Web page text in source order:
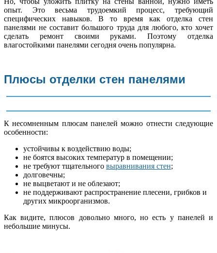
опыт. Это весьма трудоемкий процесс, требующий
специфических навыков. В то время как отделка стен
панелями не составит большого труда для любого, кто хочет
сделать ремонт своими руками. Поэтому отделка
влагостойкими панелями сегодня очень популярна.
Плюсы отделки стен панелями
К несомненным плюсам панелей можно отнести следующие
особенности:
устойчивы к воздействию воды;
не боятся высоких температур в помещении;
не требуют тщательного выравнивания стен;
долговечны;
не выцветают и не облезают;
не поддерживают распространение плесени, грибков и
других микроорганизмов.
Как видите, плюсов довольно много, но есть у панелей и
небольшие минусы.